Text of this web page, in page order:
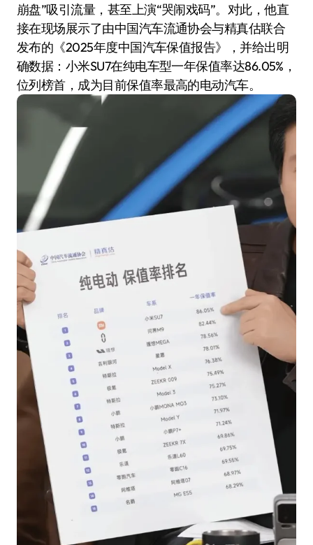
崩盘”吸引流量，甚至上演“哭闹戏码”。对此，他直
接在现场展示了由中国汽车流通协会与精真估联合
发布的《2025年度中国汽车保值报告》，并给出明
确数据：小米SU7在纯电车型一年保值率达86.05%，
位列榜首，成为目前保值率最高的电动汽车。